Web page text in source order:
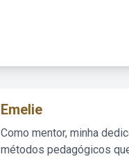
Emelie
Como mentor, minha
métodos pedagógicos